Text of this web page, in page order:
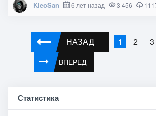
KleoSan 6 лет назад 3 456
НАЗАД 1 2 3
ВПЕРЕД
Статистика